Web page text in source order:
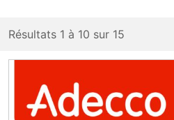
Résultats 1 à 10 sur 15